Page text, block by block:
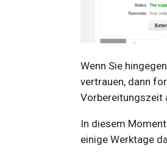
Wenn Sie
vertrauen, dann
Vorbereitungszeit
In diesem
einige Werktage